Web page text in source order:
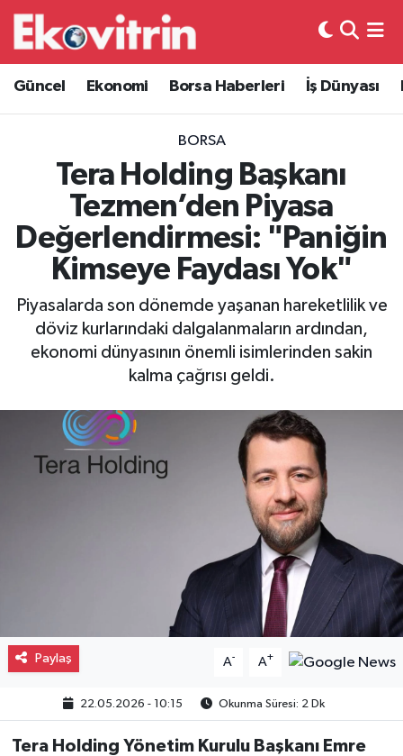
Güncel Ekonomi Borsa Haberleri İş Dünyası
BORSA
Tera Holding Başkanı
Tezmen’den Piyasa
Değerlendirmesi: "Paniğin
Kimseye Faydası Yok"
Piyasalarda son dönemde yaşanan hareketlilik ve
döviz kurlarındaki dalgalanmaların ardından,
ekonomi dünyasının önemli isimlerinden sakin
kalma çağrısı geldi.
Paylaş A- A+
22.05.2026 - 10:15 Okunma Süresi: 2 Dk
Tera Holding Yönetim Kurulu Başkanı Emre
Güncel
Ekonomi
Borsa Haberleri
İş Dünyası
Lojistik
Otovitrin
Asayiş
Gayrimenkul
Hava Durumu
Trafik Durumu
Süper Lig Puan Durumu ve Fikstür
Tüm Manşetler
Son Dakika Haberleri
Haber Arşivi